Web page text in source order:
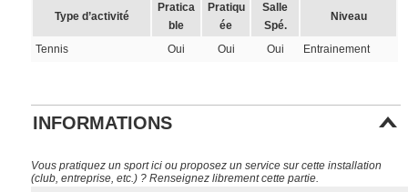
Type d’activité
Pratica
ble
Pratiqu
ée
Salle
Spé.
Niveau
Tennis Oui Oui Oui Entrainement
INFORMATIONS
Vous pratiquez un sport ici ou proposez un service sur cette installation
(club, entreprise, etc.) ? Renseignez librement cette partie.